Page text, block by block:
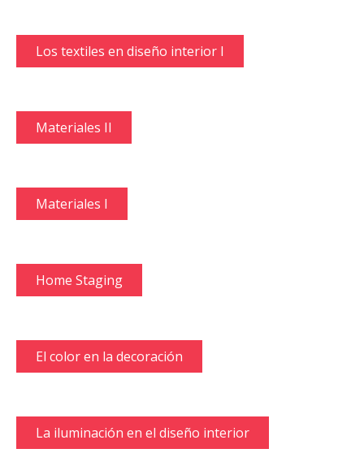
Los textiles en diseño interior I
Materiales II
Materiales I
Home Staging
El color en la decoración
La iluminación en el diseño interior